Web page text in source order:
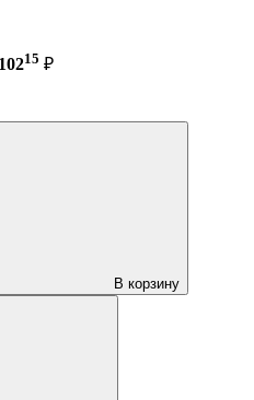
15 ₽
В корзину